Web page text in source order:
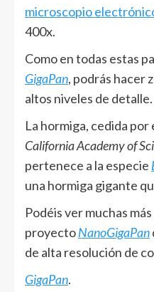
microscopio
400x.
Como en todas estas
GigaPan, podrás hacer
altos niveles de detalle.
La hormiga, cedida
California Academy of
pertenece a la especie
una hormiga gigante
Podéis ver muchas
proyectoNanoGigaPan
de alta resolución de
GigaPan.